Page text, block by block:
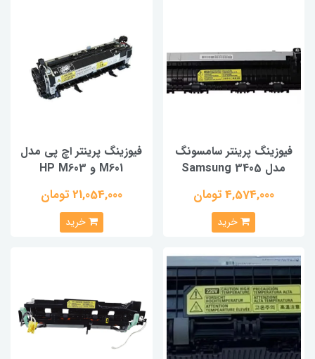
فیوزینگ پرینتر سامسونگ
مدل Samsung 3405
4,574,000 تومان
خرید
فیوزینگ پرینتر اچ پی مدل
M601 و HP M603
21,054,000 تومان
خرید